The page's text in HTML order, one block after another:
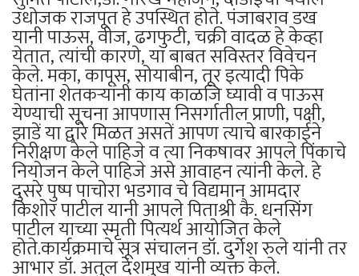
उधोजक राजपूत हे उपस्थित होते. पंजाबराव डख
यानी पाऊस, वीज, ढगफुटी, चक्री वादळ हे केव्हा
येतात, त्यांची कारणे, या बाबत सविस्तर विवेचन
केले. मका, कापूस, सोयाबीन, तूर इत्यादी पिके
घेतांना शेतकऱ्यांनी काय काळजि घ्यावी व पाऊस
येण्याची सूचना आपणास निसर्गातील प्राणी, पक्षी,
झाडें या द्वारे मिळत असतें आपण त्याचे बारकाईने
निरीक्षण केले पाहिजे व त्या निकषावर आपले पिंकाचे
नियोजन केले पाहिजे असे आवाहन त्यांनी केले. हे
दुसरे पुष्प पाचोरा भडगाव चे विद्यमान आमदार
किशोर पाटील यानी आपले पिताश्री कै. धनसिंग
पाटील याच्या स्मृती पित्यर्थ आयोजित केले
होते.कार्यक्रमाचे सूत्र संचालन डॉ. दुर्गेश रुले यांनी तर
आभार डॉ. अतुल देशमुख यांनी व्यक्त केले.